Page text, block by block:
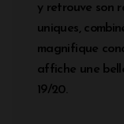
y retrouve son
uniques,
magnifique
affiche une
19/20.